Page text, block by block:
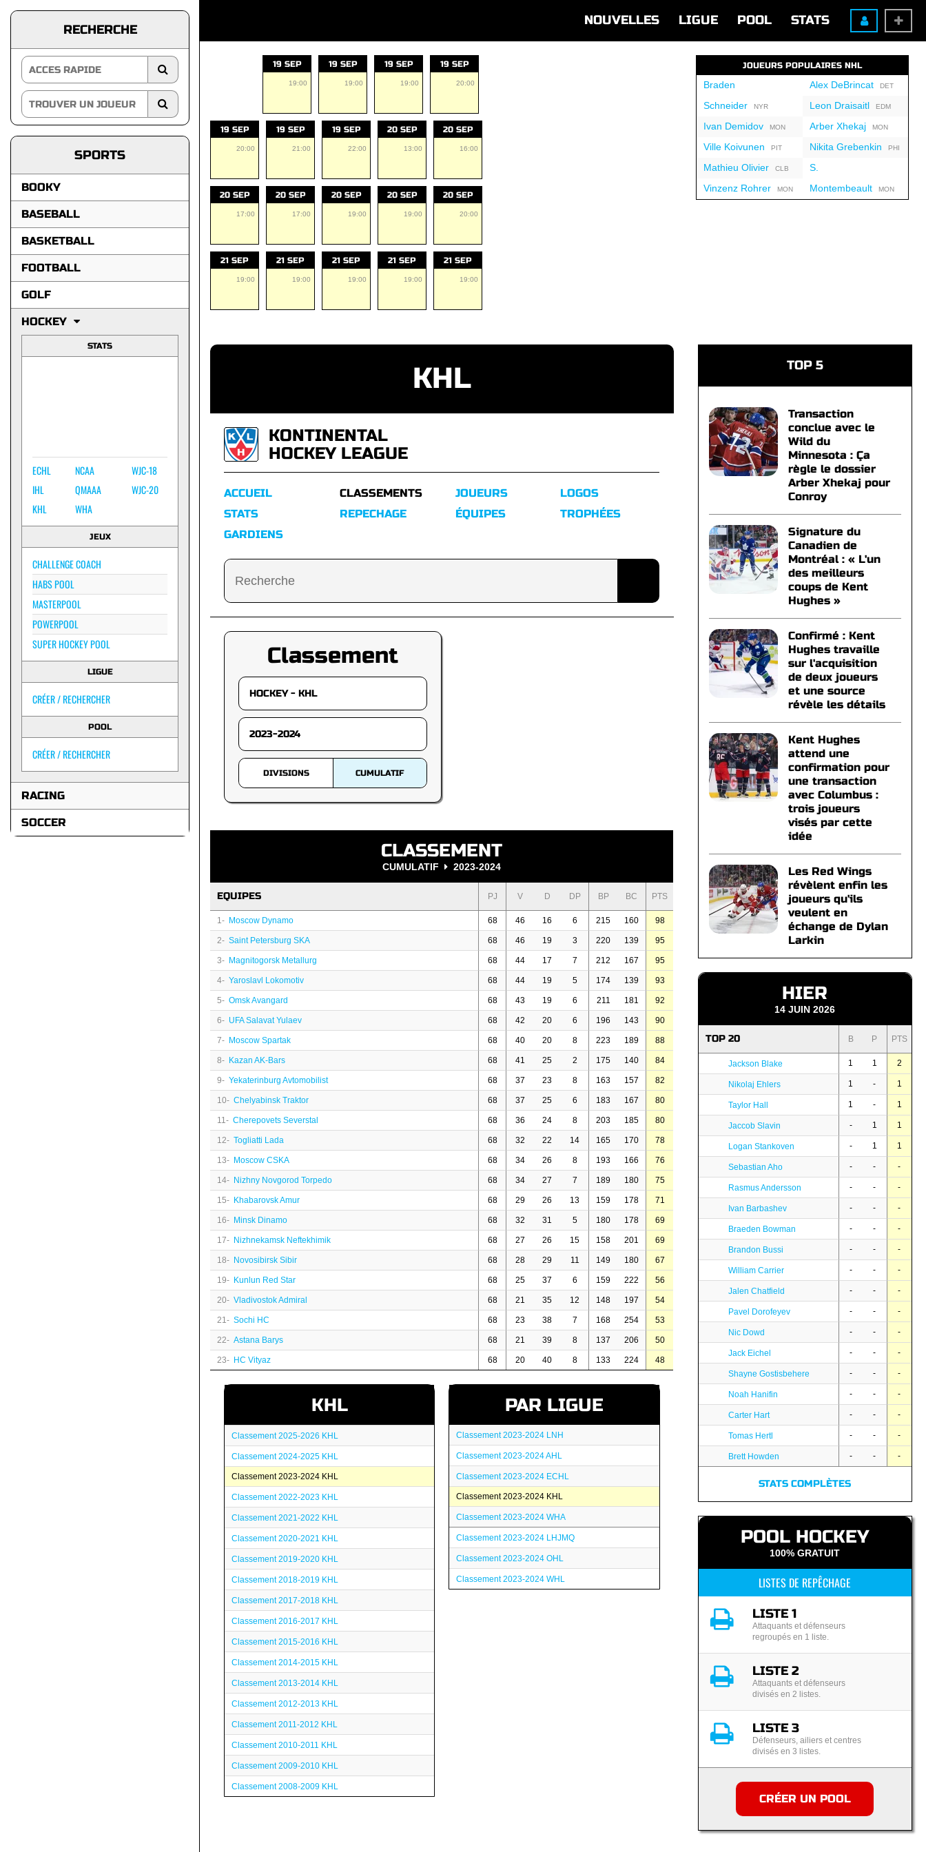
NOUVELLES LIGUE POOL STATS
RECHERCHE
SPORTS
BOOKY
BASEBALL
BASKETBALL
FOOTBALL
GOLF
HOCKEY
STATS
ECHL
IHL
KHL
NCAA
QMAAA
WHA
WJC-18
WJC-20
JEUX
CHALLENGE COACH
HABS POOL
MASTERPOOL
POWERPOOL
SUPER HOCKEY POOL
LIGUE
CRÉER / RECHERCHER
POOL
CRÉER / RECHERCHER
RACING
SOCCER
19 SEP
19:00
19 SEP
19:00
19 SEP
19:00
19 SEP
20:00
19 SEP
20:00
19 SEP
21:00
19 SEP
22:00
20 SEP
13:00
20 SEP
16:00
20 SEP
17:00
20 SEP
17:00
20 SEP
19:00
20 SEP
19:00
20 SEP
20:00
21 SEP
19:00
21 SEP
19:00
21 SEP
19:00
21 SEP
19:00
21 SEP
19:00
JOUEURS POPULAIRES NHL
Braden
SchneiderNYR
Ivan DemidovMON
Ville Koivunen PIT
Mathieu OlivierCLB
Vinzenz RohrerMON
Alex DeBrincatDET
Leon Draisaitl EDM
Arber XhekajMON
Nikita Grebenkin PHI
S.
MontembeaultMON
KHL
KONTINENTAL
HOCKEY LEAGUE
ACCUEIL
STATS
GARDIENS
CLASSEMENTS
REPECHAGE
JOUEURS
ÉQUIPES
LOGOS
TROPHÉES
Classement
DIVISIONS CUMULATIF
CLASSEMENT
CUMULATIF 2023-2024
EQUIPES PJ V D DP BP BC PTS
1- Moscow Dynamo 68 46 16 6 215 160 98
2- Saint Petersburg SKA 68 46 19 3 220 139 95
3- Magnitogorsk Metallurg 68 44 17 7 212 167 95
4- Yaroslavl Lokomotiv 68 44 19 5 174 139 93
5- Omsk Avangard 68 43 19 6 211 181 92
6- UFA Salavat Yulaev 68 42 20 6 196 143 90
7- Moscow Spartak 68 40 20 8 223 189 88
8- Kazan AK-Bars 68 41 25 2 175 140 84
9- Yekaterinburg Avtomobilist 68 37 23 8 163 157 82
10- Chelyabinsk Traktor 68 37 25 6 183 167 80
11- Cherepovets Severstal 68 36 24 8 203 185 80
12- Togliatti Lada 68 32 22 14 165 170 78
13- Moscow CSKA 68 34 26 8 193 166 76
14- Nizhny Novgorod Torpedo 68 34 27 7 189 180 75
15- Khabarovsk Amur 68 29 26 13 159 178 71
16- Minsk Dinamo 68 32 31 5 180 178 69
17- Nizhnekamsk Neftekhimik 68 27 26 15 158 201 69
18- Novosibirsk Sibir 68 28 29 11 149 180 67
19- Kunlun Red Star 68 25 37 6 159 222 56
20- Vladivostok Admiral 68 21 35 12 148 197 54
21- Sochi HC 68 23 38 7 168 254 53
22- Astana Barys 68 21 39 8 137 206 50
23- HC Vityaz 68 20 40 8 133 224 48
KHL
Classement 2025-2026 KHL
Classement 2024-2025 KHL
Classement 2023-2024 KHL
Classement 2022-2023 KHL
Classement 2021-2022 KHL
Classement 2020-2021 KHL
Classement 2019-2020 KHL
Classement 2018-2019 KHL
Classement 2017-2018 KHL
Classement 2016-2017 KHL
Classement 2015-2016 KHL
Classement 2014-2015 KHL
Classement 2013-2014 KHL
Classement 2012-2013 KHL
Classement 2011-2012 KHL
Classement 2010-2011 KHL
Classement 2009-2010 KHL
Classement 2008-2009 KHL
PAR LIGUE
Classement 2023-2024 LNH
Classement 2023-2024 AHL
Classement 2023-2024 ECHL
Classement 2023-2024 KHL
Classement 2023-2024 WHA
Classement 2023-2024 LHJMQ
Classement 2023-2024 OHL
Classement 2023-2024 WHL
TOP 5
Transaction
conclue avec le
Wild du
Minnesota : Ça
règle le dossier
Arber Xhekaj pour
Conroy
Signature du
Canadien de
Montréal : « L'un
des meilleurs
coups de Kent
Hughes »
Confirmé : Kent
Hughes travaille
sur l'acquisition
de deux joueurs
et une source
révèle les détails
Kent Hughes
attend une
confirmation pour
une transaction
avec Columbus :
trois joueurs
visés par cette
idée
Les Red Wings
révèlent enfin les
joueurs qu'ils
veulent en
échange de Dylan
Larkin
HIER
14 JUIN 2026
TOP 20 B P PTS
Jackson Blake 1 1 2
Nikolaj Ehlers 1 - 1
Taylor Hall 1 - 1
Jaccob Slavin - 1 1
Logan Stankoven - 1 1
Sebastian Aho - - -
Rasmus Andersson - - -
Ivan Barbashev - - -
Braeden Bowman - - -
Brandon Bussi - - -
William Carrier - - -
Jalen Chatfield - - -
Pavel Dorofeyev - - -
Nic Dowd - - -
Jack Eichel - - -
Shayne Gostisbehere - - -
Noah Hanifin - - -
Carter Hart - - -
Tomas Hertl - - -
Brett Howden - - -
STATS COMPLÈTES
POOL HOCKEY
100% GRATUIT
LISTES DE REPÊCHAGE
LISTE 1
Attaquants et défenseurs
regroupés en 1 liste.
LISTE 2
Attaquants et défenseurs
divisés en 2 listes.
LISTE 3
Défenseurs, ailiers et centres
divisés en 3 listes.
CRÉER UN POOL